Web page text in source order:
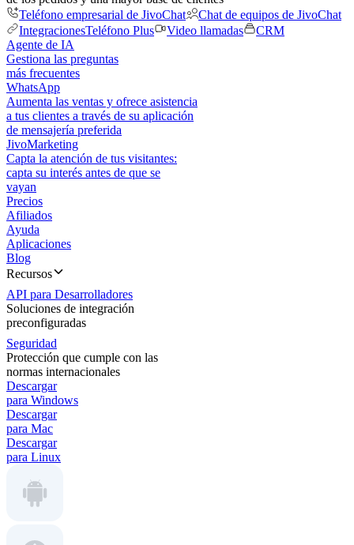
Teléfono empresarial de JivoChat
Chat de equipos de JivoChat
IntegracionesTeléfono Plus Video llamadas
CRM
Agente de IA
Gestiona las preguntas
más frecuentes
WhatsApp
Aumenta las ventas y ofrece asistencia
a tus clientes a través de su aplicación
de mensajería preferida
JivoMarketing
Capta la atención de tus visitantes:
capta su interés antes de que se
vayan
Precios
Afiliados
Ayuda
Aplicaciones
Blog
Recursos
API para Desarrolladores
Soluciones de integración
preconfiguradas
Seguridad
Protección que cumple con las
normas internacionales
Descargar
para Windows
Descargar
para Mac
Descargar
para Linux